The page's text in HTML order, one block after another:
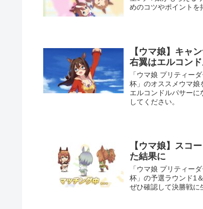
めのコツやポイントを
【ウマ娘】キャ
右翼はエルコン
「ウマ娘 プリティー
杯」のオススメウマ
エルコンドルパサーに
してください。
【ウマ娘】スコ
た結果に
「ウマ娘 プリティー
杯」の予選ラウンド1
ぜひ確認して決勝戦に